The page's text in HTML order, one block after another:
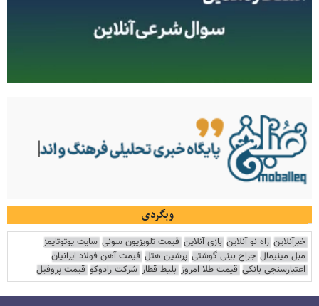
وبگردی
خبرآنلاین راه نو آنلاین بازی آنلاین قیمت تلویزیون سونی سایت یوتوتایمز
مبل مینیمال جراح بینی گوشتی پرشین هتل قیمت آهن فولاد ایرانیان
اعتبارسنجی بانکی قیمت طلا امروز بلیط قطار شرکت رادوکو قیمت پروفیل